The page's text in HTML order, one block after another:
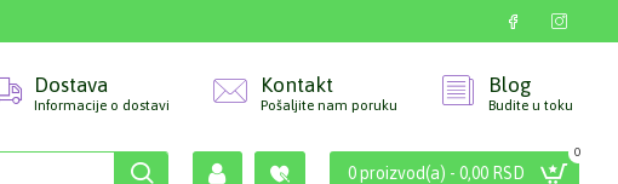
Dostava
Informacije o dostavi
Kontakt
Pošaljite nam poruku
Blog
Budite u toku
0 proizvod(a) - 0,00 RSD
0